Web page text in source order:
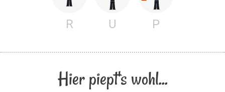
R U P
Hier piept's wohl...